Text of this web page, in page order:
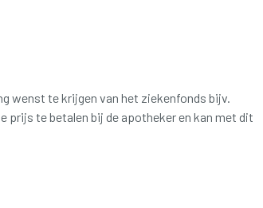
wenst te krijgen van het ziekenfonds bijv.
prijs te betalen bij de apotheker en kan met dit